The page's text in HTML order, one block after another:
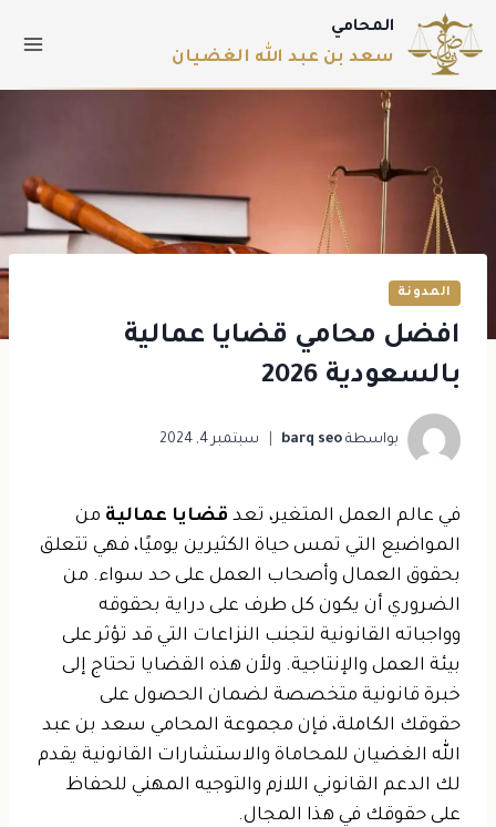
المحامي
سعد بن عبد الله الغضيان
المدونة
افضل محامي قضايا عمالية
بالسعودية 2026
بواسطة barq seo سبتمبر 4, 2024
في عالم العمل المتغير، تعد قضايا عمالية من
المواضيع التي تمس حياة الكثيرين يوميًا، فهي تتعلق
بحقوق العمال وأصحاب العمل على حد سواء. من
الضروري أن يكون كل طرف على دراية بحقوقه
وواجباته القانونية لتجنب النزاعات التي قد تؤثر على
بيئة العمل والإنتاجية. ولأن هذه القضايا تحتاج إلى
خبرة قانونية متخصصة لضمان الحصول على
حقوقك الكاملة، فإن مجموعة المحامي سعد بن عبد
الله الغضيان للمحاماة والاستشارات القانونية يقدم
لك الدعم القانوني اللازم والتوجيه المهني للحفاظ
على حقوقك في هذا المجال.